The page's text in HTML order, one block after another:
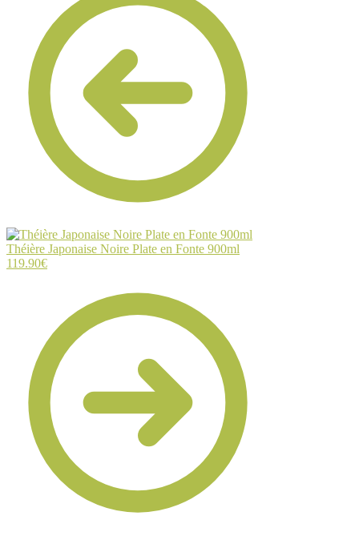
Théière Japonaise Noire Plate en Fonte 900ml
119.90€